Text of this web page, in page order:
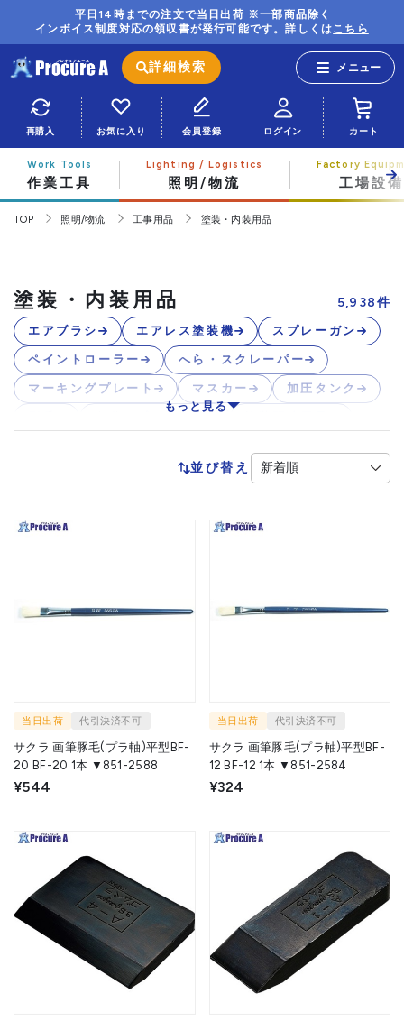
平日14時までの注文で当日出荷 ※一部商品除く
インボイス制度対応の領収書が発行可能です。詳しくはこちら
詳細検索
再購入 お気に入り 会員登録 ログイン カート
作業工具 照明/物流 工場設備
TOP 照明/物流 工事用品 塗装・内装用品
塗装・内装用品 5,938件
エアブラシ エアレス塗装機 スプレーガン
ペイントローラー へら・スクレーパー
マーキングプレート マスカー 加圧タンク
もっと見る
並び替え
当日出荷 代引決済不可
サクラ 画筆豚毛(プラ軸)平型BF-
20 BF-20 1本 ▼851-2588
¥544
当日出荷 代引決済不可
サクラ 画筆豚毛(プラ軸)平型BF-
12 BF-12 1本 ▼851-2584
¥324